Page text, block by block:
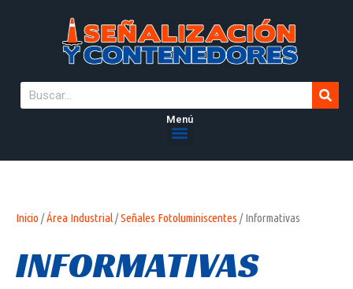
Menú
Inicio /Área Industrial/Señales Fotoluminiscentes / Informativas
INFORMATIVAS